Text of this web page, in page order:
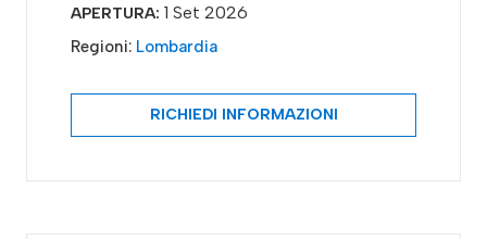
APERTURA: 1 Set 2026
Regioni: Lombardia
RICHIEDI INFORMAZIONI